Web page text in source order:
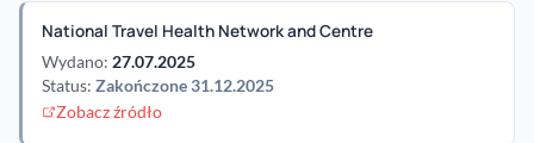
National Travel Health Network and Centre
Wydano: 27.07.2025
Status: Zakończone 31.12.2025
Zobacz źródło